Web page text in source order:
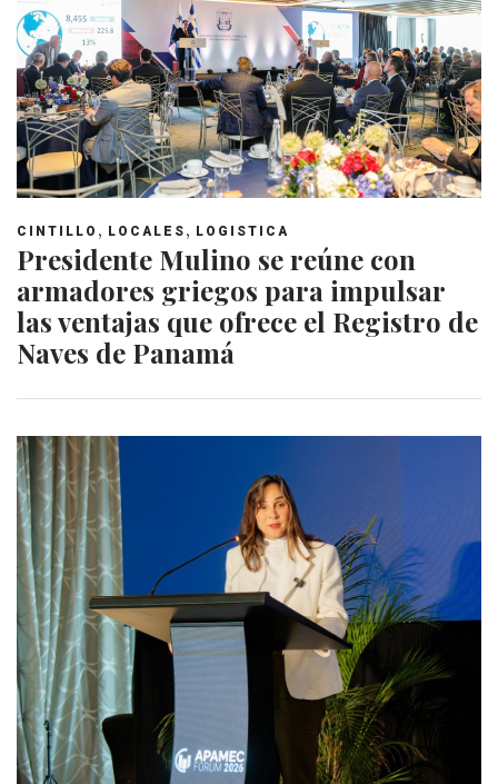
CINTILLO , LOCALES , LOGISTICA
Presidente Mulino se reúne con
armadores griegos para impulsar
las ventajas que ofrece el Registro de
Naves de Panamá